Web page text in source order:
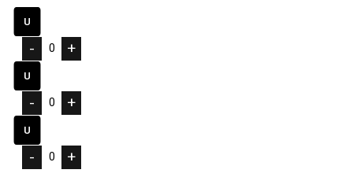
- +
- +
- +